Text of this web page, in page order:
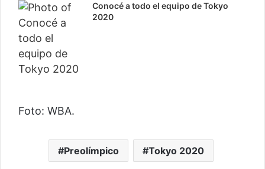
Conocé a todo el equipo de Tokyo
2020
Foto: WBA.
Preolímpico Tokyo 2020